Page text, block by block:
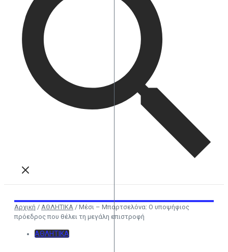
Αρχική / ΑΘΛΗΤΙΚΑ / Μέσι – Μπαρτσελόνα: Ο υποψήφιος
πρόεδρος που θέλει τη μεγάλη επιστροφή
ΑΘΛΗΤΙΚΑ